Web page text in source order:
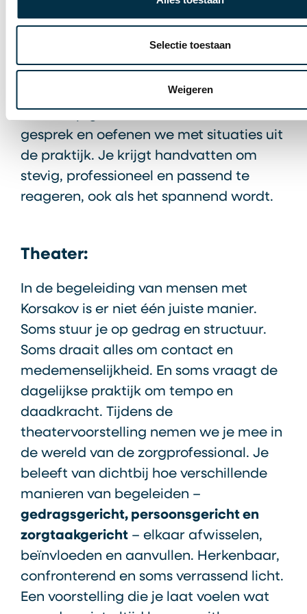
Selectie toestaan
Weigeren
liggen jouw grenzen? En hoe support je
elkaar als team? In deze interactieve
gesprek en oefenen we met situaties uit
de praktijk. Je krijgt handvatten om
stevig, professioneel en passend te
reageren, ook als het spannend wordt.
Theater:
In de begeleiding van mensen met
Korsakov is er niet één juiste manier.
Soms stuur je op gedrag en structuur.
Soms draait alles om contact en
medemenselijkheid. En soms vraagt de
dagelijkse praktijk om tempo en
daadkracht. Tijdens de
theatervoorstelling nemen we je mee in
de wereld van de zorgprofessional. Je
beleeft van dichtbij hoe verschillende
manieren van begeleiden –
gedragsgericht, persoonsgericht en
zorgtaakgericht – elkaar afwisselen,
beïnvloeden en aanvullen. Herkenbaar,
confronterend en soms verrassend licht.
Een voorstelling die je laat voelen wat